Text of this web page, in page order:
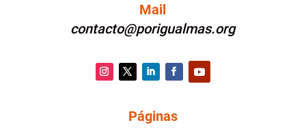
Mail
contacto@porigualmas.org
Facebook
Páginas